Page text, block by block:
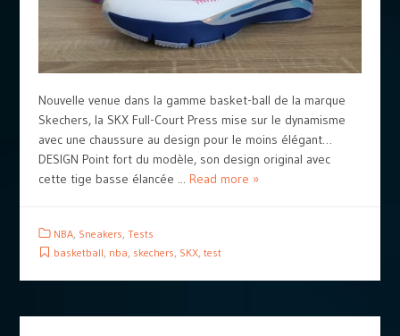
Nouvelle venue dans la gamme basket-ball de la marque
Skechers, la SKX Full-Court Press mise sur le dynamisme
avec une chaussure au design pour le moins élégant…
DESIGN Point fort du modèle, son design original avec
cette tige basse élancée ... Read more »
NBA, Sneakers Tests
basketball nba skechers SKX, test